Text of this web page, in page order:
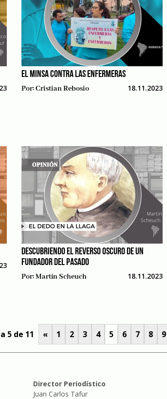
EL MINSA CONTRA LAS ENFERMERAS
Por:Cristian Rebosio 18.11.2023
DESCUBRIENDO EL REVERSO OSCURO DE UN
FUNDADOR DEL PASADO
Por:Martín Scheuch 18.11.2023
5 de 11 « 1 2 3 4 5 6 7 8 9
Director Periodístico
Juan Carlos Tafur